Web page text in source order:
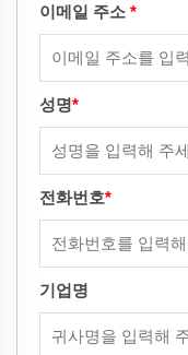
이메일 주소 *
성명*
전화번호*
기업명